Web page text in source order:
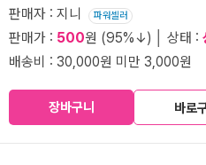
판매자 : 지니 파워셀러
판매가 : 500원 (95%↓) │ 상태 :
배송비 : 30,000원 미만 3,000원
장바구니 바로